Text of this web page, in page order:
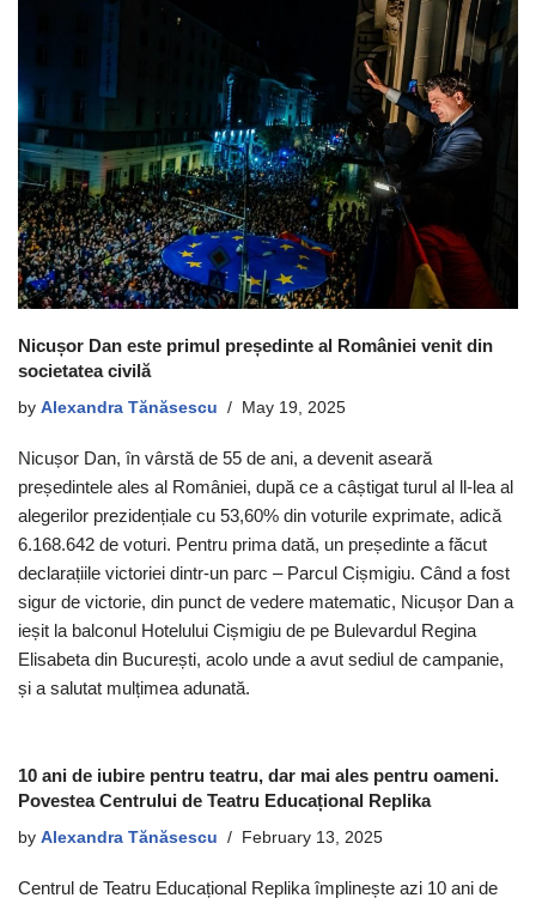
Nicușor Dan este primul președinte al României venit din
societatea civilă
by Alexandra Tănăsescu May 19, 2025
Nicușor Dan, în vârstă de 55 de ani, a devenit aseară
președintele ales al României, după ce a câștigat turul al ll-lea al
alegerilor prezidențiale cu 53,60% din voturile exprimate, adică
6.168.642 de voturi. Pentru prima dată, un președinte a făcut
declarațiile victoriei dintr-un parc – Parcul Cișmigiu. Când a fost
sigur de victorie, din punct de vedere matematic, Nicușor Dan a
ieșit la balconul Hotelului Cișmigiu de pe Bulevardul Regina
Elisabeta din București, acolo unde a avut sediul de campanie,
și a salutat mulțimea adunată.
10 ani de iubire pentru teatru, dar mai ales pentru oameni.
Povestea Centrului de Teatru Educațional Replika
by Alexandra Tănăsescu February 13, 2025
Centrul de Teatru Educațional Replika împlinește azi 10 ani de